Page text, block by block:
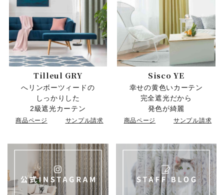
Tilleul GRY
へリンボーツィードの
しっかりした
2級遮光カーテン
商品ページ サンプル請求
Sisco YE
幸せの黄色いカーテン
完全遮光だから
発色が綺麗
商品ページ サンプル請求